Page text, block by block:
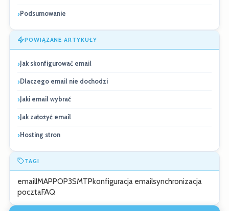
Podsumowanie
POWIĄZANE ARTYKUŁY
Jak skonfigurować email
Dlaczego email nie dochodzi
Jaki email wybrać
Jak założyć email
Hosting stron
TAGI
emailIMAPPOP3SMTPkonfiguracja emailsynchronizacja
pocztaFAQ